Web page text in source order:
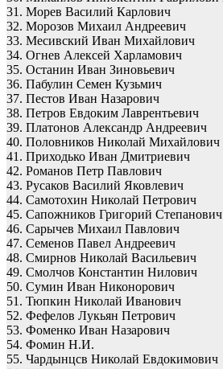
31. Морев Василий Карлович
32. Морозов Михаил Андреевич
33. Месивский Иван Михайлович
34. Огнев Алексей Харламович
35. Останин Иван Зиновьевич
36. Пабулин Семен Кузьмич
37. Пестов Иван Назарович
38. Петров Евдоким Лаврентьевич
39. Платонов Александр Андреевич
40. Половников Николай Михайлович
41. Приходько Иван Дмитриевич
42. Романов Петр Павлович
43. Русаков Василий Яковлевич
44. Самотохин Николай Петрович
45. Сапожников Григорий Степанович
46. Сарычев Михаил Павлович
47. Семенов Павел Андреевич
48. Смирнов Николай Васильевич
49. Смолчов Константин Нилович
50. Сумин Иван Никонорович
51. Тюпкин Николай Иванович
52. Фефелов Лукьян Петрович
53. Фоменко Иван Назарович
54. Фомин Н.И.
55. Чардынцсв Николай Евдокимович